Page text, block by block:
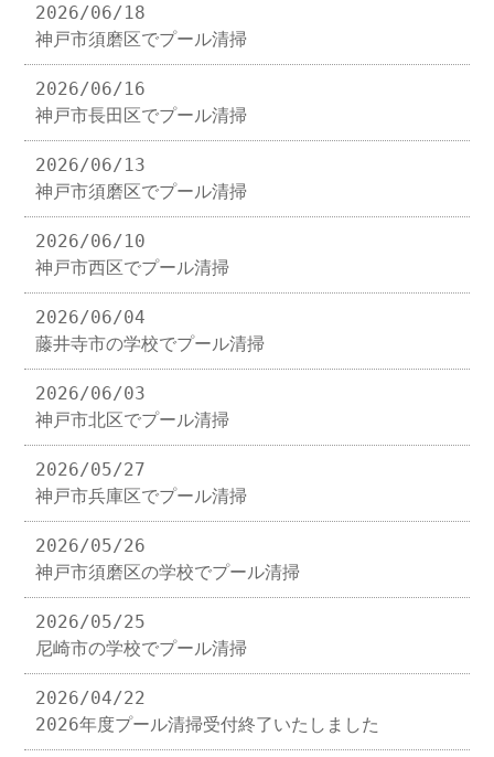
2026/06/18
神戸市須磨区でプール清掃
2026/06/16
神戸市長田区でプール清掃
2026/06/13
神戸市須磨区でプール清掃
2026/06/10
神戸市西区でプール清掃
2026/06/04
藤井寺市の学校でプール清掃
2026/06/03
神戸市北区でプール清掃
2026/05/27
神戸市兵庫区でプール清掃
2026/05/26
神戸市須磨区の学校でプール清掃
2026/05/25
尼崎市の学校でプール清掃
2026/04/22
2026年度プール清掃受付終了いたしました